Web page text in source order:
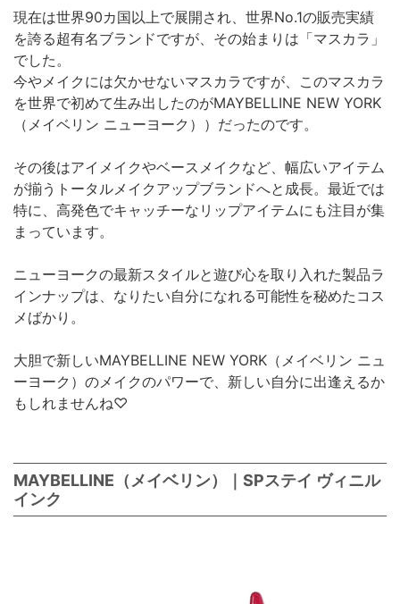
現在は世界90カ国以上で展開され、世界No.1の販売実績
を誇る超有名ブランドですが、その始まりは「マスカラ」
でした。
今やメイクには欠かせないマスカラですが、このマスカラ
を世界で初めて生み出したのがMAYBELLINE NEW YORK
（メイベリン ニューヨーク））だったのです。
その後はアイメイクやベースメイクなど、幅広いアイテム
が揃うトータルメイクアップブランドへと成長。最近では
特に、高発色でキャッチーなリップアイテムにも注目が集
まっています。
ニューヨークの最新スタイルと遊び心を取り入れた製品ラ
インナップは、なりたい自分になれる可能性を秘めたコス
メばかり。
大胆で新しいMAYBELLINE NEW YORK（メイベリン ニュ
ーヨーク）のメイクのパワーで、新しい自分に出逢えるか
もしれませんね♡
MAYBELLINE（メイベリン）｜SPステイ ヴィニル
インク